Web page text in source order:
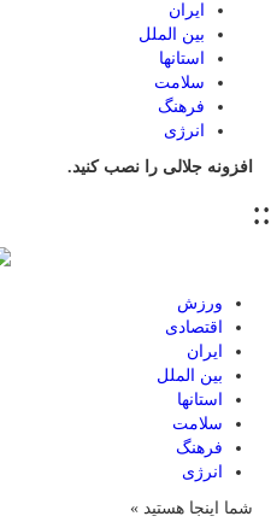
ایران
بین الملل
استانها
سلامت
فرهنگ
انرژی
افزونه جلالی را نصب کنید.
::
ورزش
اقتصادی
ایران
بین الملل
استانها
سلامت
فرهنگ
انرژی
شما اینجا هستید »